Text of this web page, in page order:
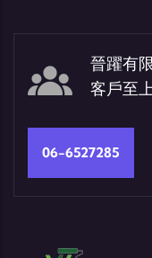
晉躍有
客戶至
06-6527285